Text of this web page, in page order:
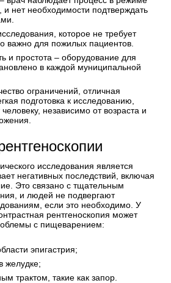
и нет необходимости подтверждать
которое не требует
важно для пожилых пациентов.
и простота – оборудование для
в каждой муниципальной
ограничений, отличная
подготовка к исследованию,
независимо от возраста и
исследования является
негативных последствий, включая
Это связано с тщательным
и людей не подвергают
если это необходимо. У
рентгеноскопия может
с пищеварением:
эпигастрия;
желудке;
трактом, такие как запор.